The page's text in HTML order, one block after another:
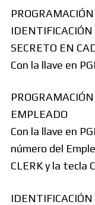
IDENTIFICACIÓN
SECRETO EN
Con la llave en
EMPLEADO
Con la llave en
número del
CLERK y la tecla